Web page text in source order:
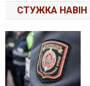
СТУЖКА НАВІН